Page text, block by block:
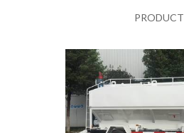
PRODUCT